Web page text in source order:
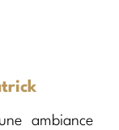
ambiance